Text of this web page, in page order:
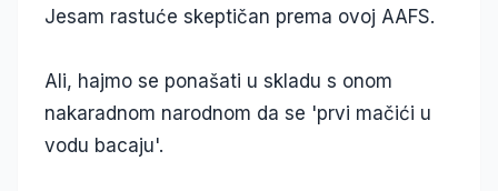
Jesam rastuće skeptičan prema ovoj AAFS.
Ali, hajmo se ponašati u skladu s onom
nakaradnom narodnom da se 'prvi mačići u
vodu bacaju'.